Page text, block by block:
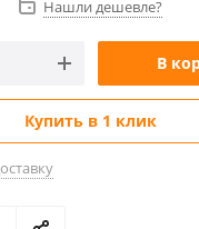
Нашли дешевле?
В
Купить в 1 клик